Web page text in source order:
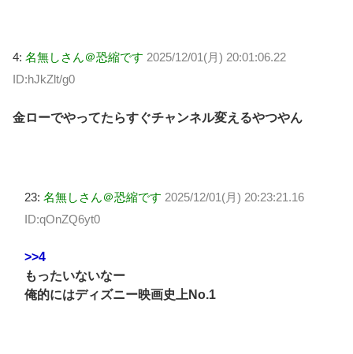
4: 名無しさん＠恐縮です 2025/12/01(月) 20:01:06.22
ID:hJkZlt/g0
金ローでやってたらすぐチャンネル変えるやつやん
23: 名無しさん＠恐縮です 2025/12/01(月) 20:23:21.16
ID:qOnZQ6yt0
>>4
もったいないなー
俺的にはディズニー映画史上No.1